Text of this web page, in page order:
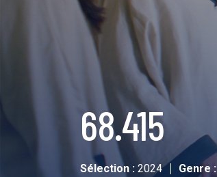
68.415
Sélection : 2024 Genre :